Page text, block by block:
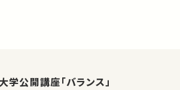
学公開講座「バランス」